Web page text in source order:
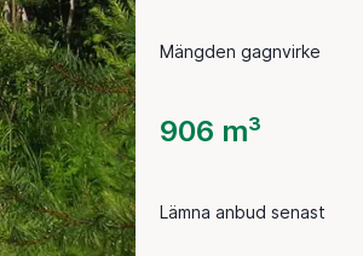
Mängden gagnvirke
906 m³
Lämna anbud senast